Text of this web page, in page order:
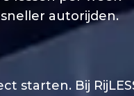
autorijden.
starten. Bij